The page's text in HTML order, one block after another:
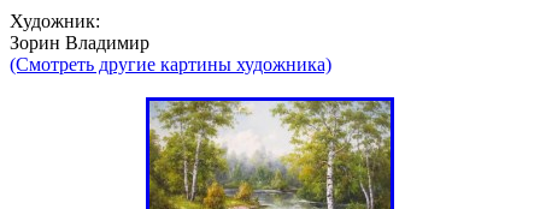
Художник:
Зорин Владимир
(Смотреть другие картины художника)